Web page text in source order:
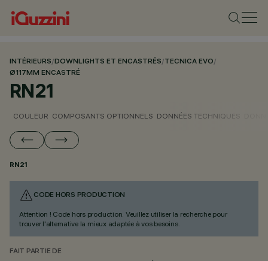
INTÉRIEURS/DOWNLIGHTS ET ENCASTRÉS/TECNICA EVO/
Ø117MM ENCASTRÉ
RN21
COULEUR COMPOSANTS OPTIONNELS DONNÉES TECHNIQUES
RN21
CODE HORS PRODUCTION
Attention ! Code hors production. Veuillez utiliser la recherche pour
trouver l'alternative la mieux adaptée à vos besoins.
FAIT PARTIE DE